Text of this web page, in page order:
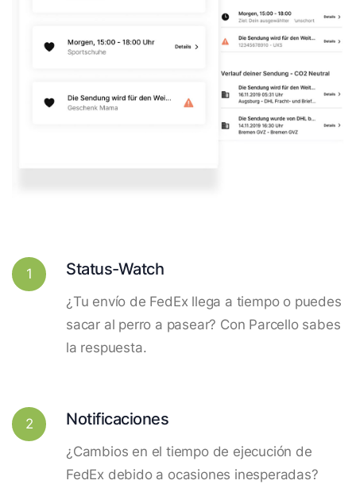
1 Status-Watch
¿Tu envío de FedEx llega a tiempo o puedes
sacar al perro a pasear? Con Parcello sabes
la respuesta.
2 Notificaciones
¿Cambios en el tiempo de ejecución de
FedEx debido a ocasiones inesperadas?